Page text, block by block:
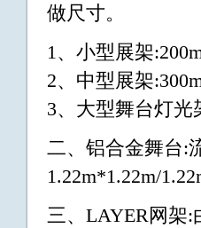
做尺寸。
1、小型展架
2、中型展架
3、大型舞台灯光
二、铝合金舞台:
1.22m*1.22m/
三、LAYER网架: